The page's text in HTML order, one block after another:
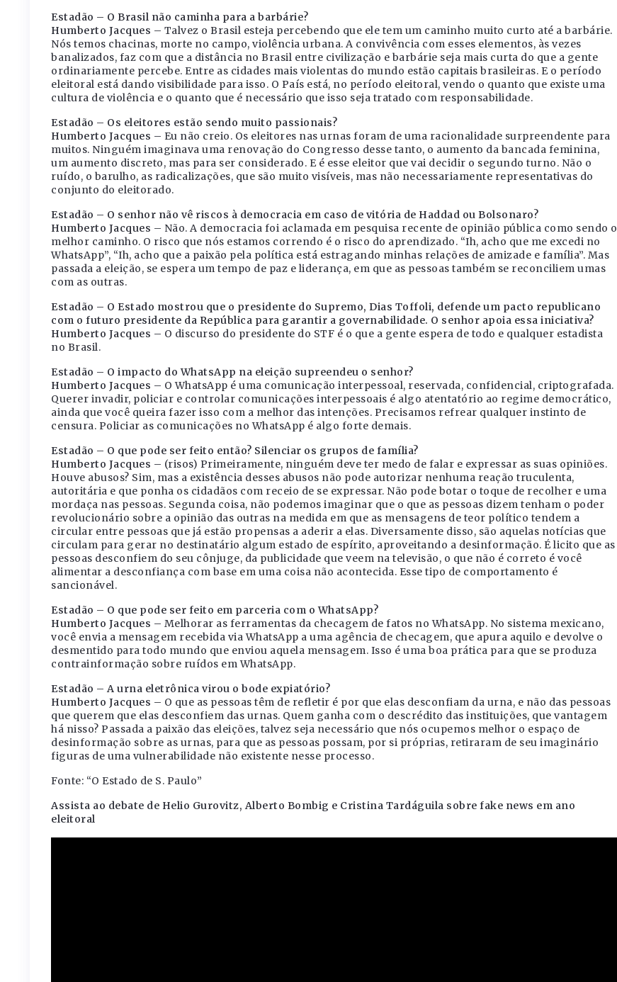
Estadão – O Brasil não caminha para a barbárie?
Humberto Jacques – Talvez o Brasil esteja percebendo que ele tem um caminho muito curto até a barbárie.
Nós temos chacinas, morte no campo, violência urbana. A convivência com esses elementos, às vezes
banalizados, faz com que a distância no Brasil entre civilização e barbárie seja mais curta do que a gente
ordinariamente percebe. Entre as cidades mais violentas do mundo estão capitais brasileiras. E o período
eleitoral está dando visibilidade para isso. O País está, no período eleitoral, vendo o quanto que existe uma
cultura de violência e o quanto que é necessário que isso seja tratado com responsabilidade.
Estadão – Os eleitores estão sendo muito passionais?
Humberto Jacques – Eu não creio. Os eleitores nas urnas foram de uma racionalidade surpreendente para
muitos. Ninguém imaginava uma renovação do Congresso desse tanto, o aumento da bancada feminina,
um aumento discreto, mas para ser considerado. E é esse eleitor que vai decidir o segundo turno. Não o
ruído, o barulho, as radicalizações, que são muito visíveis, mas não necessariamente representativas do
conjunto do eleitorado.
Estadão – O senhor não vê riscos à democracia em caso de vitória de Haddad ou Bolsonaro?
Humberto Jacques – Não. A democracia foi aclamada em pesquisa recente de opinião pública como sendo o
melhor caminho. O risco que nós estamos correndo é o risco do aprendizado. “Ih, acho que me excedi no
WhatsApp”, “Ih, acho que a paixão pela política está estragando minhas relações de amizade e família”. Mas
passada a eleição, se espera um tempo de paz e liderança, em que as pessoas também se reconciliem umas
com as outras.
Estadão – O Estado mostrou que o presidente do Supremo, Dias Toffoli, defende um pacto republicano
com o futuro presidente da República para garantir a governabilidade. O senhor apoia essa iniciativa?
Humberto Jacques – O discurso do presidente do STF é o que a gente espera de todo e qualquer estadista
no Brasil.
Estadão – O impacto do WhatsApp na eleição supreendeu o senhor?
Humberto Jacques – O WhatsApp é uma comunicação interpessoal, reservada, confidencial, criptografada.
Querer invadir, policiar e controlar comunicações interpessoais é algo atentatório ao regime democrático,
ainda que você queira fazer isso com a melhor das intenções. Precisamos refrear qualquer instinto de
censura. Policiar as comunicações no WhatsApp é algo forte demais.
Estadão – O que pode ser feito então? Silenciar os grupos de família?
Humberto Jacques – (risos) Primeiramente, ninguém deve ter medo de falar e expressar as suas opiniões.
Houve abusos? Sim, mas a existência desses abusos não pode autorizar nenhuma reação truculenta,
autoritária e que ponha os cidadãos com receio de se expressar. Não pode botar o toque de recolher e uma
mordaça nas pessoas. Segunda coisa, não podemos imaginar que o que as pessoas dizem tenham o poder
revolucionário sobre a opinião das outras na medida em que as mensagens de teor político tendem a
circular entre pessoas que já estão propensas a aderir a elas. Diversamente disso, são aquelas notícias que
circulam para gerar no destinatário algum estado de espírito, aproveitando a desinformação. É licito que as
pessoas desconfiem do seu cônjuge, da publicidade que veem na televisão, o que não é correto é você
alimentar a desconfiança com base em uma coisa não acontecida. Esse tipo de comportamento é
sancionável.
Estadão – O que pode ser feito em parceria com o WhatsApp?
Humberto Jacques – Melhorar as ferramentas da checagem de fatos no WhatsApp. No sistema mexicano,
você envia a mensagem recebida via WhatsApp a uma agência de checagem, que apura aquilo e devolve o
desmentido para todo mundo que enviou aquela mensagem. Isso é uma boa prática para que se produza
contrainformação sobre ruídos em WhatsApp.
Estadão – A urna eletrônica virou o bode expiatório?
Humberto Jacques – O que as pessoas têm de refletir é por que elas desconfiam da urna, e não das pessoas
que querem que elas desconfiem das urnas. Quem ganha com o descrédito das instituições, que vantagem
há nisso? Passada a paixão das eleições, talvez seja necessário que nós ocupemos melhor o espaço de
desinformação sobre as urnas, para que as pessoas possam, por si próprias, retiraram de seu imaginário
figuras de uma vulnerabilidade não existente nesse processo.
Fonte: “O Estado de S. Paulo”
Assista ao debate de Helio Gurovitz, Alberto Bombig e Cristina Tardáguila sobre fake news em ano
eleitoral